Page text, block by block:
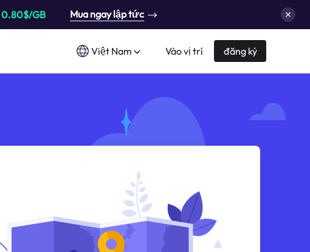
0.80$/GB Mua ngay lập tức
Việt Nam Vào vị trí đăng ký